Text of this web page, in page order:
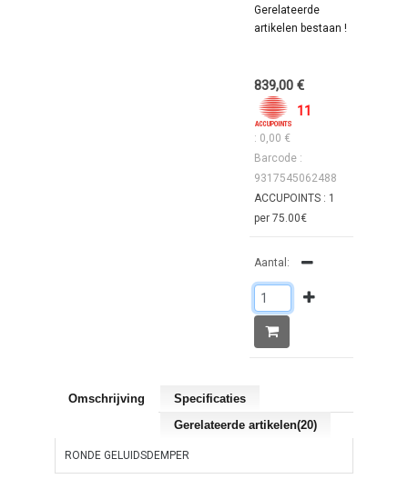
Gerelateerde
artikelen bestaan !
839,00 €
11
: 0,00 €
Barcode :
9317545062488
ACCUPOINTS : 1
per 75.00€
Aantal:
Omschrijving
Specificaties
Gerelateerde artikelen(20)
RONDE GELUIDSDEMPER